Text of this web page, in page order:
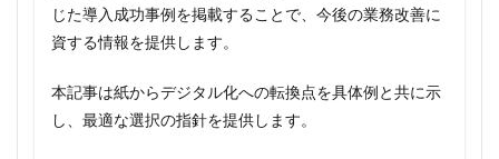
じた導入成功事例を掲載することで、今後の業務改善に
資する情報を提供します。
本記事は紙からデジタル化への転換点を具体例と共に示
し、最適な選択の指針を提供します。